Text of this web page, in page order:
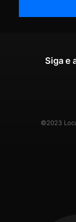
Siga e
©2023